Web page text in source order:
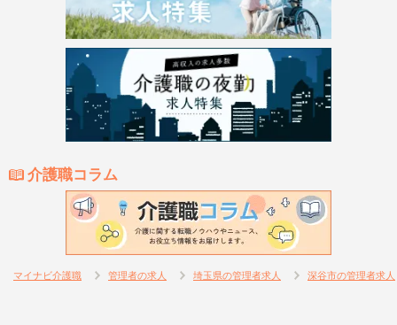
介護職コラム
マイナビ介護職 管理者の求人 埼玉県の管理者求人 深谷市の管理者求人